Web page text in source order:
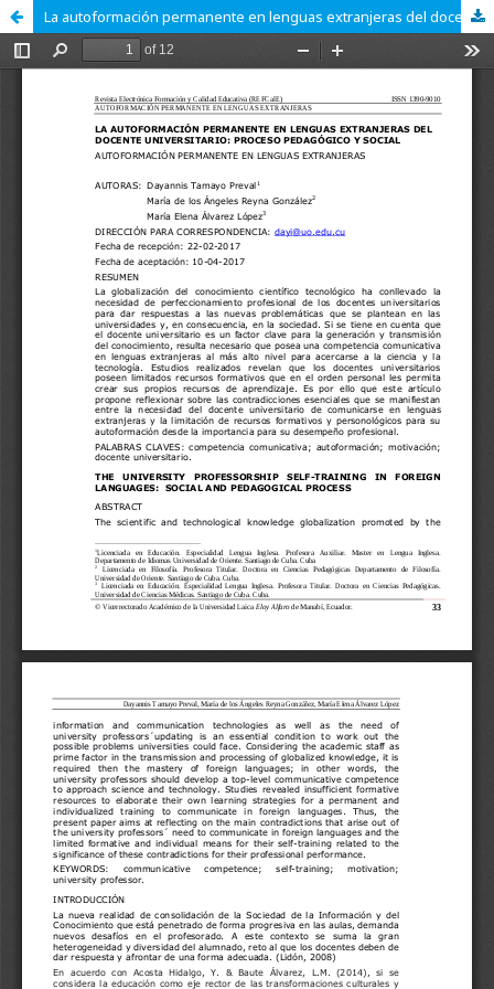
La autoformación permanente en lenguas extranjeras del docente universitario: proceso pedagógico y social